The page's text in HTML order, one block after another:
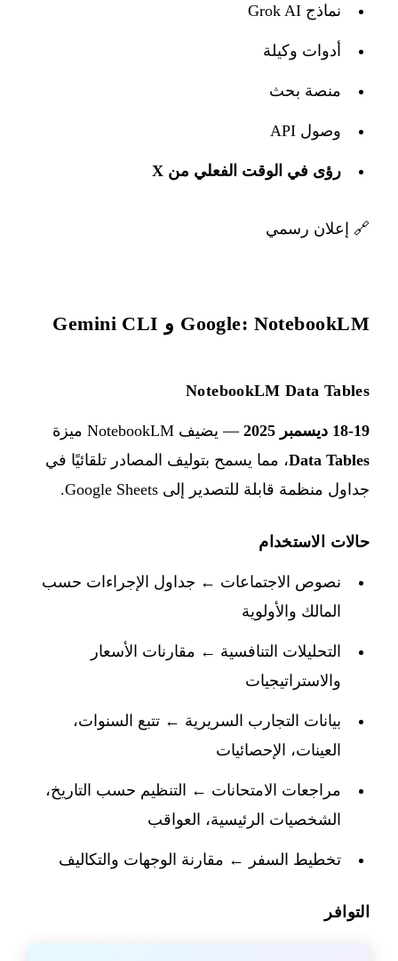
نماذج Grok AI
أدوات وكيلة
منصة بحث
وصول API
رؤى في الوقت الفعلي من X
🔗 إعلان رسمي
Google: NotebookLM و Gemini CLI
NotebookLM Data Tables
18-19 ديسمبر 2025
— يضيف NotebookLM ميزة
Data Tables، مما يسمح بتوليف المصادر تلقائيًا في
جداول منظمة قابلة للتصدير إلى Google Sheets.
حالات الاستخدام
نصوص الاجتماعات ← جداول الإجراءات حسب
المالك والأولوية
التحليلات التنافسية ← مقارنات الأسعار
والاستراتيجيات
بيانات التجارب السريرية ← تتبع السنوات،
العينات، الإحصائيات
مراجعات الامتحانات ← التنظيم حسب التاريخ،
الشخصيات الرئيسية، العواقب
تخطيط السفر ← مقارنة الوجهات والتكاليف
التوافر